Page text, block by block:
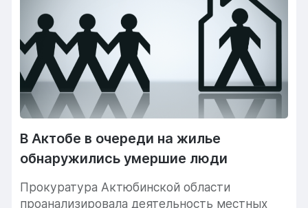
В Актобе в очереди на жилье
обнаружились умершие люди
Прокуратура Актюбинской области
проанализировала деятельность местных